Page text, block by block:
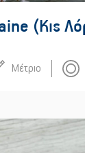
(Κις
Μέτριο